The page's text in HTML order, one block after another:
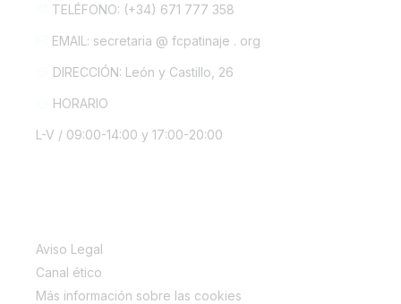
TELÉFONO: (+34) 671 777 358
EMAIL: secretaria @ fcpatinaje . org
DIRECCIÓN: León y Castillo, 26
HORARIO
L-V / 09:00-14:00 y 17:00-20:00
Aviso Legal
Canal ético
Más información sobre las cookies